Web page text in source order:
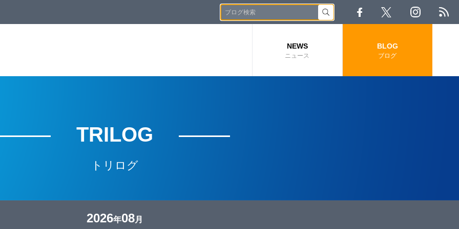
NEWS
ニュース
BLOG
ブログ
TRILOG
トリログ
2026年08月